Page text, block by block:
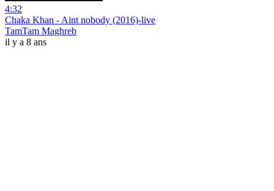
4:32
Chaka Khan - Aint nobody (2016)-live
TamTam Maghreb
il y a 8 ans